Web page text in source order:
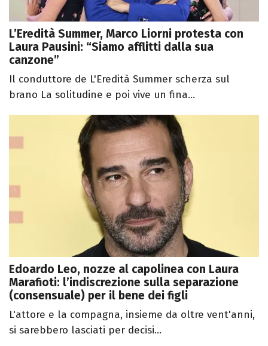
L’Eredità Summer, Marco Liorni protesta con
Laura Pausini: “Siamo afflitti dalla sua
canzone”
Il conduttore de L'Eredità Summer scherza sul
brano La solitudine e poi vive un fina...
Edoardo Leo, nozze al capolinea con Laura
Marafioti: l’indiscrezione sulla separazione
(consensuale) per il bene dei figli
L'attore e la compagna, insieme da oltre vent'anni,
si sarebbero lasciati per decisi...